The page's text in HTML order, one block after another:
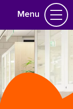
Menu